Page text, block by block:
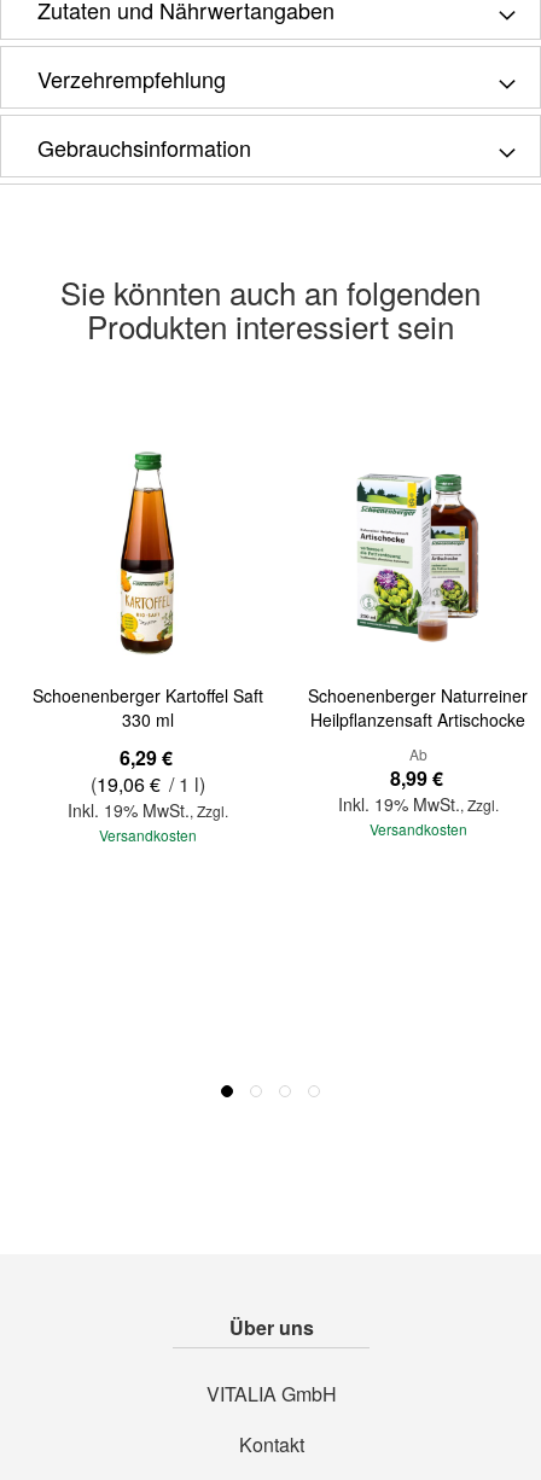
Zutaten und Nährwertangaben
Verzehrempfehlung
Gebrauchsinformation
Sie könnten auch an folgenden
Produkten interessiert sein
Schoenenberger Kartoffel Saft
330 ml
6,29 €
(19,06 € / 1 l)
Inkl. 19% MwSt., Zzgl.
Versandkosten
Schoenenberger Naturreiner
Heilpflanzensaft Artischocke
Ab
8,99 €
Inkl. 19% MwSt., Zzgl.
Versandkosten
Über uns
VITALIA GmbH
Kontakt